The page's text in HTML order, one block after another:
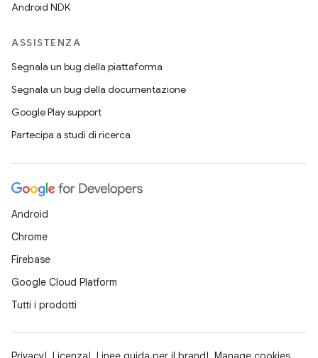
Android NDK
ASSISTENZA
Segnala un bug della piattaforma
Segnala un bug della documentazione
Google Play support
Partecipa a studi di ricerca
Android
Chrome
Firebase
Google Cloud Platform
Tutti i prodotti